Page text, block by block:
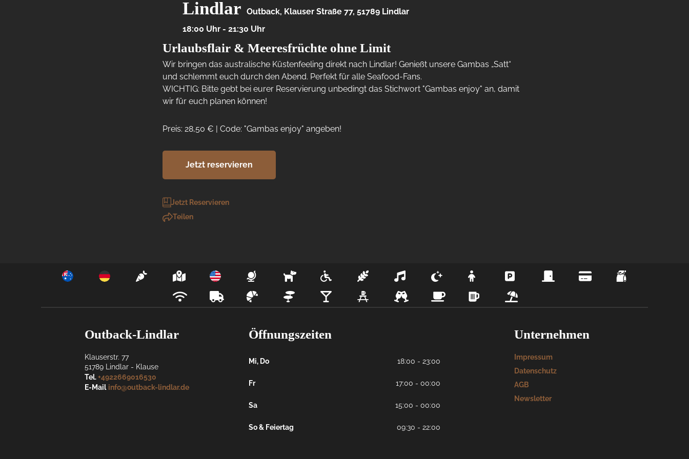
Melde dich jetzt direkt bei uns an und sichere
deinem Team den Platz für das nächste Event! Wir
freuen uns auf euch im Outback!
#job #lindlar #outbacklindlar #wochenende
#kangeroo #jobs #arbeit #work #stellensuche
#stellenangebot #timetowork #office #köllefornia
#gummersbach #köln #obk #gastronomie #gastro
#team #kellner #service #koch #köche #bar
#restaurant #barkeeper #kneipe #wipperfürth
#engelskirchen #overath
Lindlar Outback, Klauser Straße 77, 51789 Lindlar
18:00 Uhr - 21:30 Uhr
Urlaubsflair & Meeresfrüchte ohne Limit
Wir bringen das australische Küstenfeeling direkt nach Lindlar! Genießt unsere Gambas „Satt“
und schlemmt euch durch den Abend. Perfekt für alle Seafood-Fans.
WICHTIG: Bitte gebt bei eurer Reservierung unbedingt das Stichwort "Gambas enjoy" an, damit
wir für euch planen können!
Preis: 28,50 € | Code: "Gambas enjoy" angeben!
Jetzt reservieren
Jetzt Reservieren
Teilen
Outback-Lindlar
Klauserstr. 77
51789
Lindlar - Klause
Tel. +4922669016530
E-Mail info@outback-lindlar.de
Öffnungszeiten
Mi, Do 18:00 - 23:00
Fr 17:00 - 00:00
Sa 15:00 - 00:00
So & Feiertag 09:30 - 22:00
Unternehmen
Impressum
Datenschutz
AGB
Newsletter